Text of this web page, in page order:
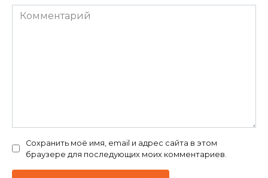
Комментарий
Сохранить моё имя, email и адрес сайта в этом
браузере для последующих моих комментариев.